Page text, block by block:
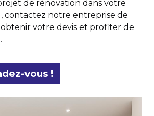
de rénovation dans votre
contactez notre entreprise de
votre devis et profiter de
vous !